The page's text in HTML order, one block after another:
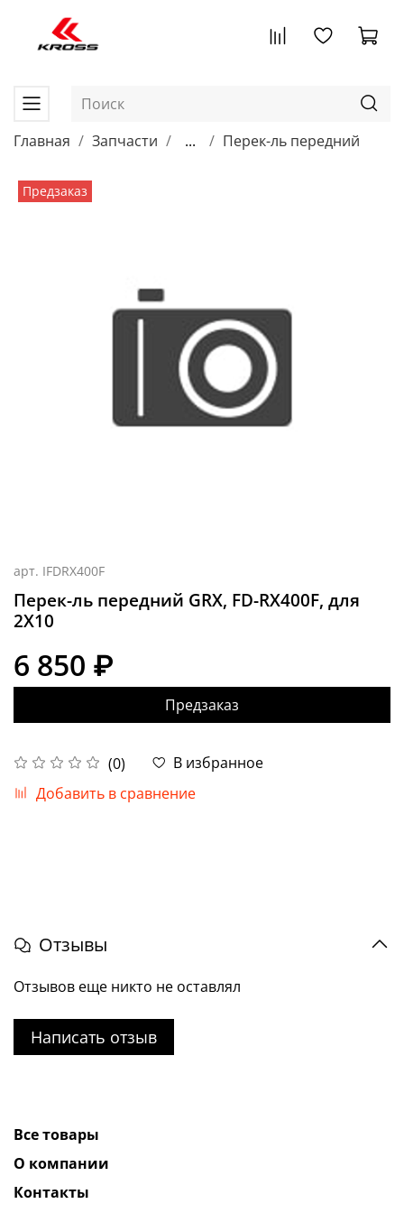
Главная Запчасти ... Перек-ль передний
Предзаказ
арт. IFDRX400F
Перек-ль передний GRX, FD-RX400F, для
2X10
(0)
В избранное
Добавить в сравнение
6 850 ₽
Предзаказ
Отзывы
Отзывов еще никто не оставлял
Написать отзыв
Все товары
О компании
Контакты